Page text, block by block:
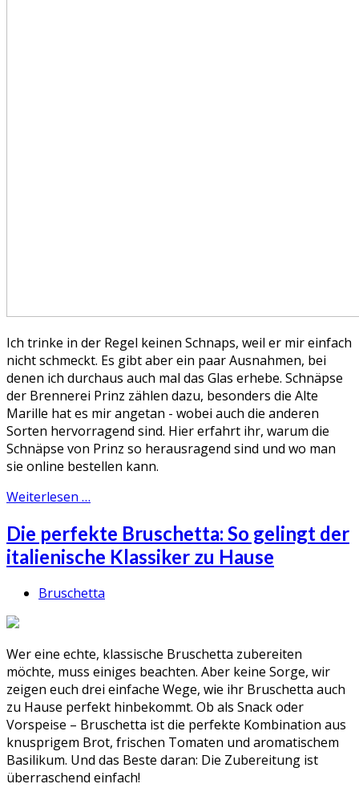
Ich trinke in der Regel keinen Schnaps, weil er mir einfach
nicht schmeckt. Es gibt aber ein paar Ausnahmen, bei
denen ich durchaus auch mal das Glas erhebe. Schnäpse
der Brennerei Prinz zählen dazu, besonders die Alte
Marille hat es mir angetan - wobei auch die anderen
Sorten hervorragend sind. Hier erfahrt ihr, warum die
Schnäpse von Prinz so herausragend sind und wo man
sie online bestellen kann.
Weiterlesen …
Die perfekte Bruschetta: So gelingt der
italienische Klassiker zu Hause
Bruschetta
Wer eine echte, klassische Bruschetta zubereiten
möchte, muss einiges beachten. Aber keine Sorge, wir
zeigen euch drei einfache Wege, wie ihr Bruschetta auch
zu Hause perfekt hinbekommt. Ob als Snack oder
Vorspeise – Bruschetta ist die perfekte Kombination aus
knusprigem Brot, frischen Tomaten und aromatischem
Basilikum. Und das Beste daran: Die Zubereitung ist
überraschend einfach!